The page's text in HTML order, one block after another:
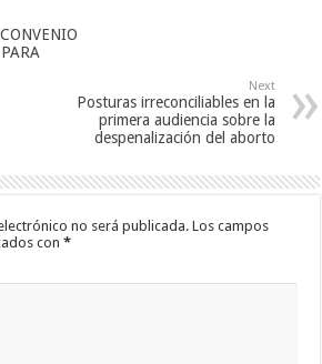
Next
Posturas irreconciliables en la
primera audiencia sobre la
despenalización del aborto
no será publicada. Los campos
con*